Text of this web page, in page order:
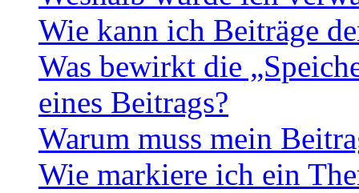
Wie kann ich Beiträge
Was bewirkt die
eines Beitrags?
Warum muss mein
Wie markiere ich ein